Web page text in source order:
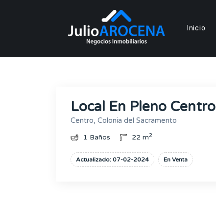
Inicio
Local En Pleno Centro
Centro, Colonia del Sacramento
1 Baños 22 m2
Actualizado: 07-02-2024 En Venta